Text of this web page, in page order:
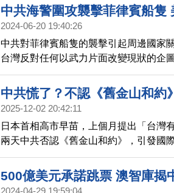
國防支出的做法，也點出台灣作為非紅
業基地，為自由世界提供支援。
中共海警圍攻襲擊菲律賓船隻
2024-06-20 19:40:26
中共對菲律賓船隻的襲擊引起周邊國家
台灣反對任何以武力片面改變現狀的企
軍事脅迫。美國國務卿布林肯也與菲律
域和平穩定，並重申美國根據《共同防
諾。此外，日本自衛隊統合幕僚長吉田
隊始終站在菲律賓這邊，並將深化與菲
中共慌了？不認《舊金山和約
2025-12-02 20:42:11
日本首相高市早苗，上個月提出「台灣
兩天中共否認《舊金山和約》，引發國
默評論。日本前議員表達，難道現在台
部也回應，強調中華民國台灣與中共互
500億美元承諾跳票 澳智庫揭
2024-04-29 19:59:04